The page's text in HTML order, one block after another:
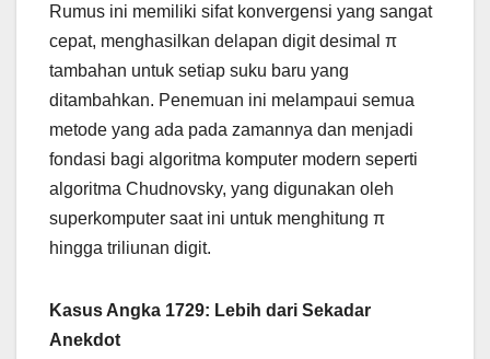
Rumus ini memiliki sifat konvergensi yang sangat
cepat, menghasilkan delapan digit desimal π
tambahan untuk setiap suku baru yang
ditambahkan. Penemuan ini melampaui semua
metode yang ada pada zamannya dan menjadi
fondasi bagi algoritma komputer modern seperti
algoritma Chudnovsky, yang digunakan oleh
superkomputer saat ini untuk menghitung π
hingga triliunan digit.
Kasus Angka 1729: Lebih dari Sekadar
Anekdot